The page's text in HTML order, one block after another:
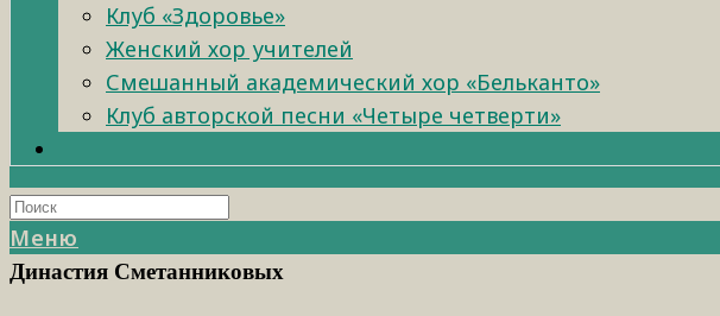
Клуб «Здоровье»
Женский хор учителей
Смешанный академический хор «Бельканто»
Клуб авторской песни «Четыре четверти»
Меню
Династия Сметанниковых